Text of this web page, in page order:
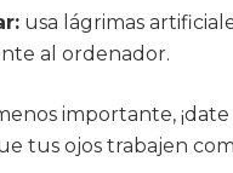
usa lágrimas
al ordenador.
importante,
tus ojos trabajen